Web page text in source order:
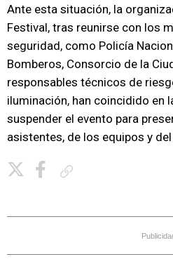
Ante esta situación, la
Festival, tras reunirse con los
seguridad, como Policía
Bomberos, Consorcio de la
responsables técnicos de
iluminación, han coincidido en
suspender el evento para
asistentes, de los equipos y